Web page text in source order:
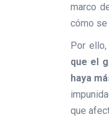
marco
cómo se
Por
que el
haya
que